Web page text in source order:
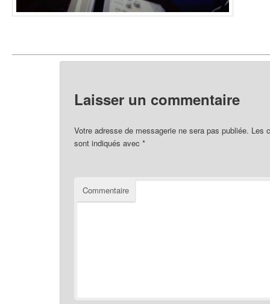
Laisser un commentaire
Votre adresse de messagerie ne sera pas publiée. Les
sont indiqués avec *
Commentaire